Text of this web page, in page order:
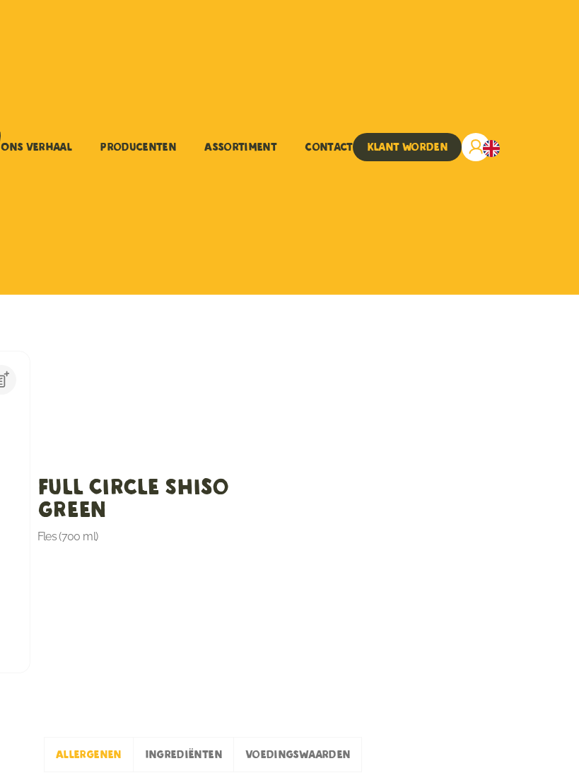
Ons verhaal Producenten Assortiment Contact Klant worden
Full Circle Shiso
Green
Fles (700 ml)
Allergenen Ingrediënten Voedingswaarden